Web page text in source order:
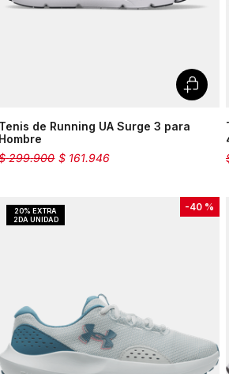
Tenis de Running UA Surge 3 para
Hombre
$ 161.946
299.900
-40 %